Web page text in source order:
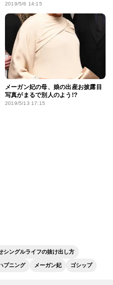
2019/5/6 14:15
メーガン妃の母、娘の出産お披露目
写真がまるで別人のよう!?
2019/5/13 17:15
シングルライフの抜け出し方
プニング メーガン妃 ゴシップ